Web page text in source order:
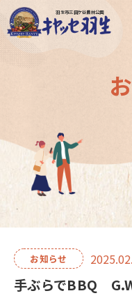
羽生市三田ケ谷農林公園
お知らせ
手ぶらでBBQ